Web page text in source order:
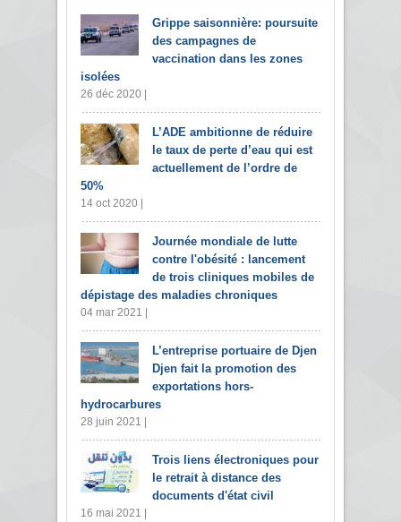
Grippe saisonnière: poursuite
des campagnes de
vaccination dans les zones
isolées
26 déc 2020 |
L’ADE ambitionne de réduire
le taux de perte d’eau qui est
actuellement de l’ordre de
50%
14 oct 2020 |
Journée mondiale de lutte
contre l'obésité : lancement
de trois cliniques mobiles de
dépistage des maladies chroniques
04 mar 2021 |
L’entreprise portuaire de Djen
Djen fait la promotion des
exportations hors-
hydrocarbures
28 juin 2021 |
Trois liens électroniques pour
le retrait à distance des
documents d'état civil
16 mai 2021 |